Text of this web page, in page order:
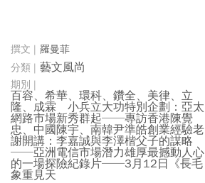
羅曼菲
藝文風尚
百容、希華、環科、鑽全、美律、立
隆、成霖 小兵立大功特別企劃：亞太
網路市場新秀群起──專訪香港陳覺
忠、中國陳宇、南韓尹準皓創業經驗老
謝開講：李嘉誠與李澤楷父子的謀略
──亞洲電信市場潛力雄厚最撼動人心
的一場探險紀錄片──3月12日《長毛
象重見天